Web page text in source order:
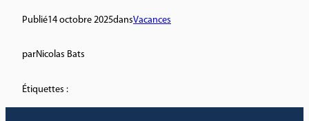
Publié14 octobre 2025dansVacances
parNicolas Bats
Étiquettes :